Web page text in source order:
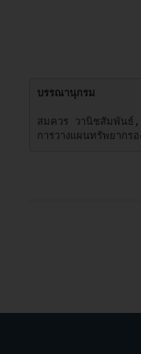
บรรณานุกรม
สมควร วานิชสัมพันธ์
การวางแผนทรัพยาก